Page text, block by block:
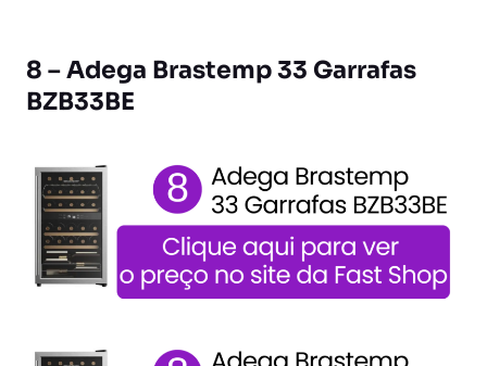
8 – Adega Brastemp 33 Garrafas
BZB33BE